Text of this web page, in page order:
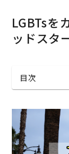
LGBTsを
ッドスタ
目次